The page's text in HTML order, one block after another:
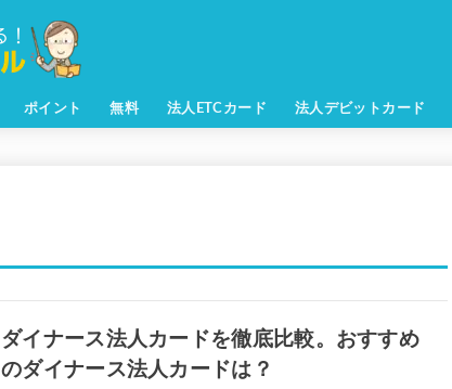
ポイント 無料 法人ETCカード 法人デビットカード
ダイナース法人カードを徹底比較。おすすめ
のダイナース法人カードは？